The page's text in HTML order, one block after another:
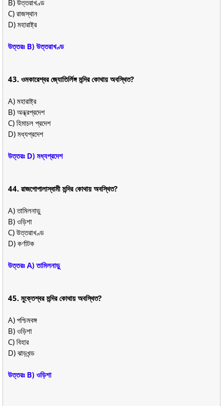
B) উত্তরাখণ্ড
C) রাজস্থান
D) মহারাষ্ট্র
উত্তরঃ B) উত্তরাখণ্ড
43. ওমকারেশ্বর জ্যোতির্লিঙ্গ মন্দির কোথায় অবস্থিত?
A) মহারাষ্ট্র
B) অন্ধ্রপ্রদেশ
C) হিমাচল প্রদেশ
D) মধ্যপ্রদেশ
উত্তরঃ D) মধ্যপ্রদেশ
44. রাজগোপালাস্বামী মন্দির কোথায় অবস্থিত?
A) তামিলনাড়ু
B) ওড়িশা
C) উত্তরাখণ্ড
D) কর্ণাটক
উত্তরঃ A) তামিলনাড়ু
45. মুক্তেশ্বর মন্দির কোথায় অবস্থিত?
A) পশ্চিমবঙ্গ
B) ওড়িশা
C) বিহার
D) ঝাড়খন্ড
উত্তরঃ B) ওড়িশা